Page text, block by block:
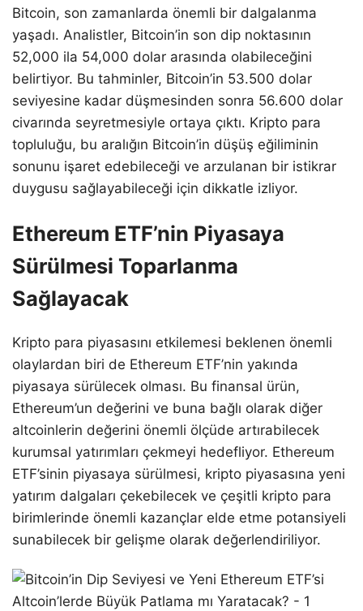
Bitcoin, son zamanlarda önemli bir dalgalanma
yaşadı. Analistler, Bitcoin’in son dip noktasının
52,000 ila 54,000 dolar arasında olabileceğini
belirtiyor. Bu tahminler, Bitcoin’in 53.500 dolar
seviyesine kadar düşmesinden sonra 56.600 dolar
civarında seyretmesiyle ortaya çıktı. Kripto para
topluluğu, bu aralığın Bitcoin’in düşüş eğiliminin
sonunu işaret edebileceği ve arzulanan bir istikrar
duygusu sağlayabileceği için dikkatle izliyor.
Ethereum ETF’nin Piyasaya
Sürülmesi Toparlanma
Sağlayacak
Kripto para piyasasını etkilemesi beklenen önemli
olaylardan biri de Ethereum ETF’nin yakında
piyasaya sürülecek olması. Bu finansal ürün,
Ethereum’un değerini ve buna bağlı olarak diğer
altcoinlerin değerini önemli ölçüde artırabilecek
kurumsal yatırımları çekmeyi hedefliyor. Ethereum
ETF’sinin piyasaya sürülmesi, kripto piyasasına yeni
yatırım dalgaları çekebilecek ve çeşitli kripto para
birimlerinde önemli kazançlar elde etme potansiyeli
sunabilecek bir gelişme olarak değerlendiriliyor.